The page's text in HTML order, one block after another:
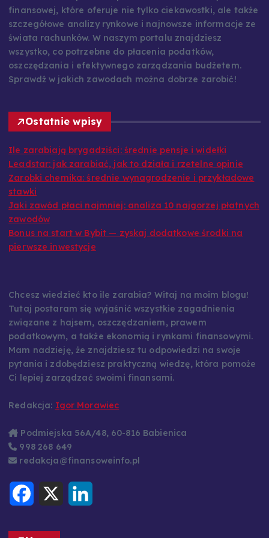
FinansoweInfo.pl to kompleksowe źródło wiedzy
finansowej, które oferuje nie tylko ciekawostki, ale także
szczegółowe analizy rynkowe i najnowsze informacje ze
świata rachunków. W naszym portalu znajdziesz
wszystko, co potrzebne do płacenia podatków,
oszczędzania i efektywnego zarządzania budżetem.
Ostatnie wpisy
Ile zarabiają brygadziści: średnie pensje i widełki
Leadstar: jak zarabiać, jak to działa i rzetelne opinie
Zarobki chemika: średnie wynagrodzenie i przykładowe
stawki
Jaki zawód płaci najmniej: analiza 10 najgorzej płatnych
zawodów
Bonus na start w Bybit — zyskaj dodatkowe środki na
Chcesz wiedzieć kto ile zarabia? Witaj na moim blogu!
Tutaj postaram się wyjaśnić wszystkie zagadnienia
związane z hajsem, oszczędzaniem, prawem
podatkowym, a także ekonomią i rynkami finansowymi.
Mam nadzieję, że znajdziesz tu odpowiedzi na swoje
pytania i zdobędziesz praktyczną wiedzę, która pomoże
Podmiejska 56A/48, 60-816 Babienica
998 268 649
a